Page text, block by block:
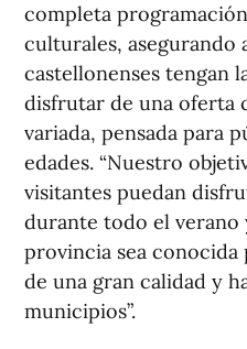
completa
culturales, asegurando
castellonenses tengan
disfrutar de una oferta
variada, pensada para
edades. “Nuestro
visitantes puedan
durante todo el verano
provincia sea
de una gran calidad y
municipios”.